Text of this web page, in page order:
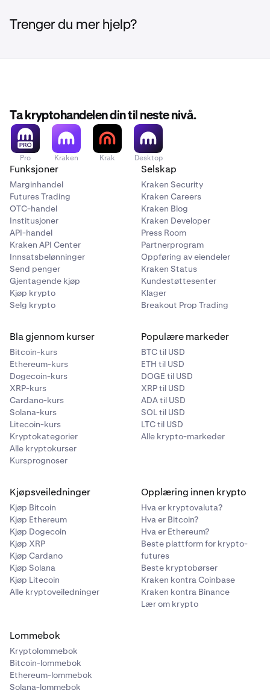
Trenger du mer hjelp?
Ta kryptohandelen din til neste nivå.
Pro Kraken Krak Desktop
Funksjoner
Marginhandel
Futures Trading
OTC-handel
Institusjoner
API-handel
Kraken API Center
Innsatsbelønninger
Send penger
Gjentagende kjøp
Kjøp krypto
Selg krypto
Selskap
Kraken Security
Kraken Careers
Kraken Blog
Kraken Developer
Press Room
Partnerprogram
Oppføring av eiendeler
Kraken Status
Kundestøttesenter
Klager
Breakout Prop Trading
Bla gjennom kurser
Bitcoin-kurs
Ethereum-kurs
Dogecoin-kurs
XRP-kurs
Cardano-kurs
Solana-kurs
Litecoin-kurs
Kryptokategorier
Alle kryptokurser
Kursprognoser
Populære markeder
BTC til USD
ETH til USD
DOGE til USD
XRP til USD
ADA til USD
SOL til USD
LTC til USD
Alle krypto-markeder
Kjøpsveiledninger
Kjøp Bitcoin
Kjøp Ethereum
Kjøp Dogecoin
Kjøp XRP
Kjøp Cardano
Kjøp Solana
Kjøp Litecoin
Alle kryptoveiledninger
Opplæring innen krypto
Hva er kryptovaluta?
Hva er Bitcoin?
Hva er Ethereum?
Beste plattform for krypto-
futures
Beste kryptobørser
Kraken kontra Coinbase
Kraken kontra Binance
Lær om krypto
Lommebok
Kryptolommebok
Bitcoin-lommebok
Ethereum-lommebok
Solana-lommebok